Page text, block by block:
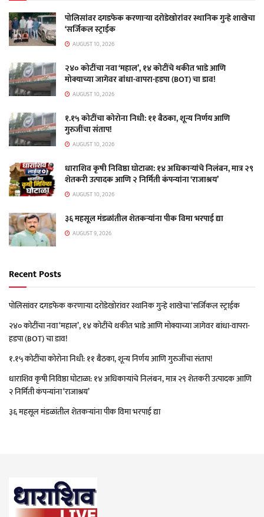
पोलिसांवर दगडफेक करणाऱ्या दरोडेखोरांवर स्थानिक गुन्हे शाखेचा
‘सर्जिकल स्ट्राईक
AUGUST 10, 2026
२४० कोटींचा नवा ‘महाल’, १४ कोटींचे थकीत भाडे आणि
मोक्याच्या जागेवर बांधा-वापरा-हडपा (BOT) चा डाव!
AUGUST 10, 2026
१.१५ कोटींचा कोरोना निधी: ११ बैठका, शून्य निर्णय आणि
गुरुजींचा संताप!
AUGUST 10, 2026
धाराशिव कृषी निविष्ठा घोटाळा: १४ अधिकाऱ्यांचे निलंबन, मात्र २९
शेतकरी उत्पादक आणि २ निर्मिती कंपन्यांना ‘राजाश्रय’
AUGUST 10, 2026
३६ महसूल मंडळांतील शेतकऱ्यांना पीक विमा भरपाई द्या
AUGUST 9, 2026
Recent Posts
पोलिसांवर दगडफेक करणाऱ्या दरोडेखोरांवर स्थानिक गुन्हे शाखेचा ‘सर्जिकल स्ट्राईक
२४० कोटींचा नवा ‘महाल’, १४ कोटींचे थकीत भाडे आणि मोक्याच्या जागेवर बांधा-वापरा-
हडपा (BOT) चा डाव!
१.१५ कोटींचा कोरोना निधी: ११ बैठका, शून्य निर्णय आणि गुरुजींचा संताप!
धाराशिव कृषी निविष्ठा घोटाळा: १४ अधिकाऱ्यांचे निलंबन, मात्र २९ शेतकरी उत्पादक आणि
२ निर्मिती कंपन्यांना ‘राजाश्रय’
३६ महसूल मंडळांतील शेतकऱ्यांना पीक विमा भरपाई द्या